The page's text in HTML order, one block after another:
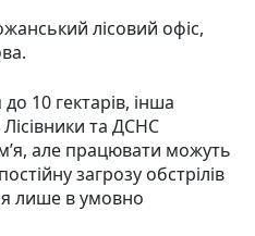
лісовий офіс,
10 гектарів, інша
та ДСНС
але працювати можуть
загрозу обстрілів
лише в умовно